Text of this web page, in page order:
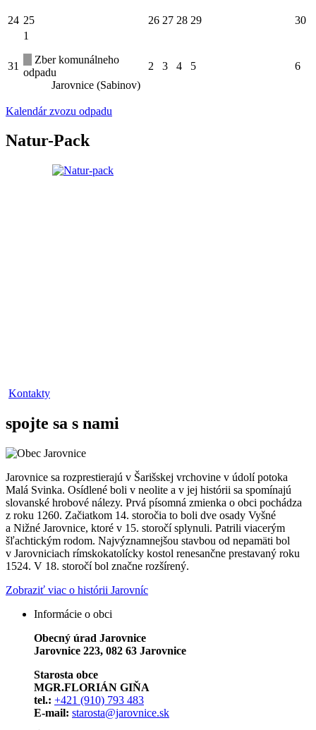
24 25 26 27 28 29 30
31
1
Zber komunálneho
odpadu
Jarovnice (Sabinov)
2 3 4 5 6
Kalendár zvozu odpadu
Natur-Pack
Kontakty
spojte sa s nami
Jarovnice sa rozprestierajú v Šarišskej vrchovine v údolí potoka
Malá Svinka. Osídlené boli v neolite a v jej histórii sa spomínajú
slovanské hrobové nálezy. Prvá písomná zmienka o obci pochádza
z roku 1260. Začiatkom 14. storočia to boli dve osady Vyšné
a Nižné Jarovnice, ktoré v 15. storočí splynuli. Patrili viacerým
šľachtickým rodom. Najvýznamnejšou stavbou od nepamäti bol
v Jarovniciach rímskokatolícky kostol renesančne prestavaný roku
1524. V 18. storočí bol značne rozšírený.
Zobraziť viac o histórii Jarovníc
Informácie o obci
Obecný úrad Jarovnice
Jarovnice 223, 082 63 Jarovnice
Starosta obce
MGR.FLORIÁN GIŇA
tel.: +421 (910) 793 483
E-mail: starosta@jarovnice.sk